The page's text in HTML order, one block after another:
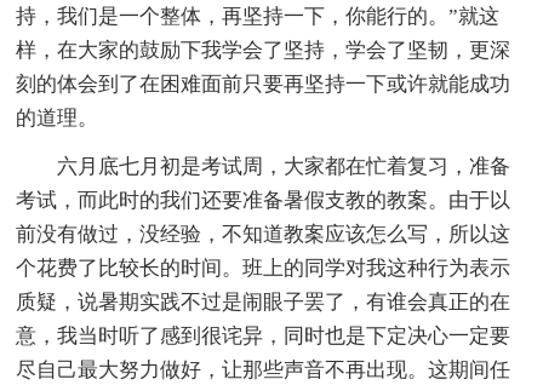
持，我们是一个整体，再坚持一下，你能行的。”就这
样，在大家的鼓励下我学会了坚持，学会了坚韧，更深
刻的体会到了在困难面前只要再坚持一下或许就能成功
的道理。
六月底七月初是考试周，大家都在忙着复习，准备
考试，而此时的我们还要准备暑假支教的教案。由于以
前没有做过，没经验，不知道教案应该怎么写，所以这
个花费了比较长的时间。班上的同学对我这种行为表示
质疑，说暑期实践不过是闹眼子罢了，有谁会真正的在
意，我当时听了感到很诧异，同时也是下定决心一定要
尽自己最大努力做好，让那些声音不再出现。这期间任